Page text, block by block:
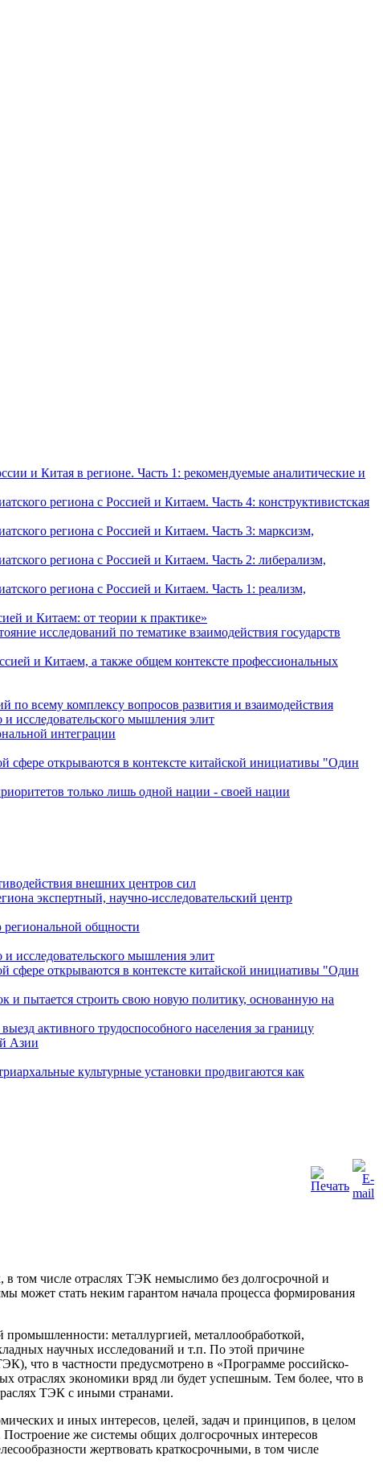
и Китая в регионе. Часть 1: рекомендуемые аналитические и
региона с Россией и Китаем. Часть 4: конструктивистская
региона с Россией и Китаем. Часть 3: марксизм,
региона с Россией и Китаем. Часть 2: либерализм,
региона с Россией и Китаем. Часть 1: реализм,
и Китаем: от теории к практике»
исследований по тематике взаимодействия государств
и Китаем, а также общем контексте профессиональных
по всему комплексу вопросов развития и взаимодействия
исследовательского мышления элит
интеграции
сфере открываются в контексте китайской инициативы "Один
только лишь одной нации - своей нации
внешних центров сил
экспертный, научно-исследовательский центр
общности
исследовательского мышления элит
сфере открываются в контексте китайской инициативы "Один
и пытается строить свою новую политику, основанную на
активного трудоспособного населения за границу
Азии
культурные установки продвигаются как
в том числе отраслях ТЭК немыслимо без долгосрочной и
может стать неким гарантом начала процесса формирования
металлургией, металлообработкой,
научных исследований и т.п. По этой причине
что в частности предусмотрено в «Программе российско-
отраслях экономики вряд ли будет успешным. Тем более, что в
ТЭК с иными странами.
и иных интересов, целей, задач и принципов, в целом
же системы общих долгосрочных интересов
жертвовать краткосрочными, в том числе